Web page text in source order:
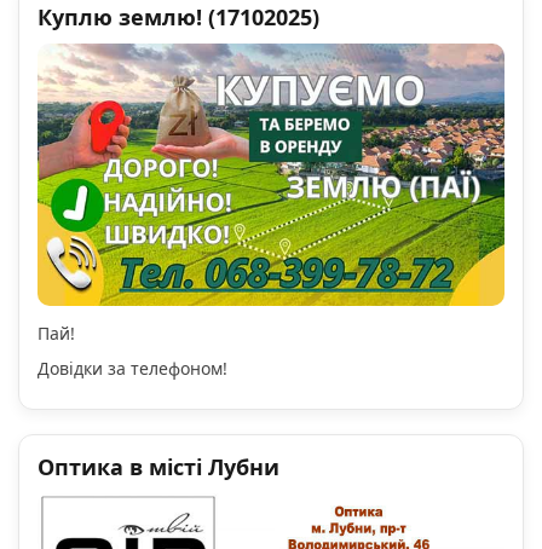
Куплю землю! (17102025)
Пай!
Довідки за телефоном!
Оптика в місті Лубни